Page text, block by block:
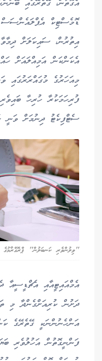
އެގޮތުން، ގޭތެރޭގައި
ޑޮމެސްޓިކް
އިތުރުން، ސައިކަލަށް
އެކަންކަން އަމިއްލައަށް
މިއަހަރުގެ މުގައްރަރުގައި
ފުރިހަމަކުރާ ހުރިހާ
ސެޓްފިކެޓު ދިނުމަށް ވަނީ
"ވިލުންވެރި ކަނބަލުން" ޕްރޮގްރާމުގެ
އެމްއައިޓީއާއި އެޗްޑީސީއާ
ދަށުން ކުރިއަށްގެންދާ މި
އަންހެނުންނަކީ ގޭތެރޭގެ
ފަންނީގޮތުން އަހުލުވެރި